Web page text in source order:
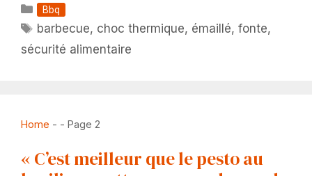
Catégories
Bbq
Étiquettes
barbecue, choc thermique, émaillé,fonte,
sécurité alimentaire
Home - - Page 2
« C’est meilleur que le pesto au